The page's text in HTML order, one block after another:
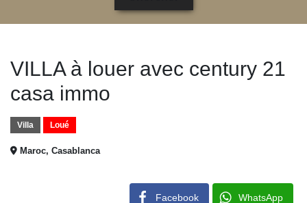
VILLA à louer avec century 21
casa immo
Villa Loué
Maroc, Casablanca
Facebook WhatsApp